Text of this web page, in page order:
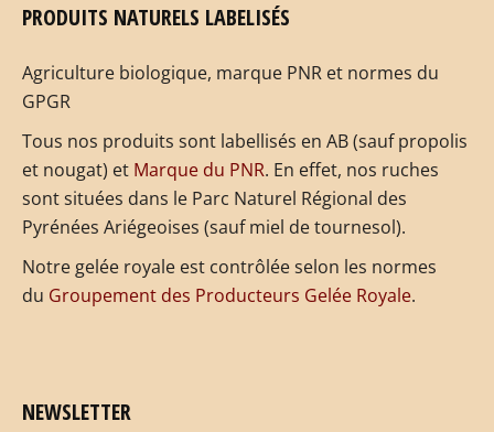
PRODUITS NATURELS LABELISÉS
Agriculture biologique, marque PNR et normes du
GPGR
Tous nos produits sont labellisés en AB (sauf propolis
et nougat) et Marque du PNR. En effet, nos ruches
sont situées dans le Parc Naturel Régional des
Pyrénées Ariégeoises (sauf miel de tournesol).
Notre gelée royale est contrôlée selon les normes
du Groupement des Producteurs Gelée Royale.
NEWSLETTER